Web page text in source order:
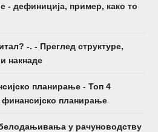
- дефиниција, пример, како то
-. - Преглед структуре,
накнаде
планирање - Топ 4
планирање
у рачуноводству